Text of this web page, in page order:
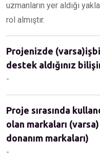
uzmanların yer aldığı
rol almıştır.
Projenizde
destek aldığınız
-
Proje sırasında
olan markaları
donanım markaları)
-